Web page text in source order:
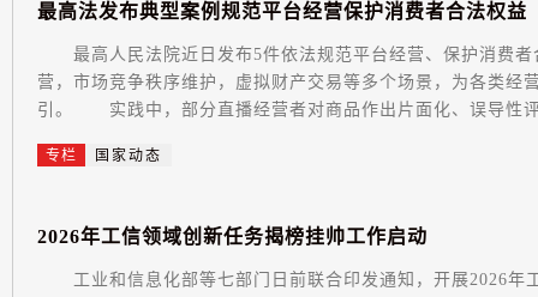
最高法发布典型案例 规范平台经营保护消费者合法权益
最高人民法院近日发布5件依法规范平台经营、保护消费者
营，市场竞争秩序维护，虚拟财产交易等多个场景，为各类经
引。 实践中，部分直播经营者对商品作出片面化、误导性
专栏 国家动态
2026年工信领域创 新任务揭榜挂帅工作启动
工业和信息化部等七部门日前联合印发通知，开展2026年